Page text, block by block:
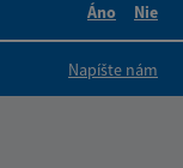
Áno
Nie
Napíšte nám